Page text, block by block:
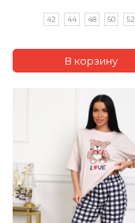
42 44 48 50 52